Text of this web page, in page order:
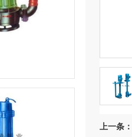
上一条：